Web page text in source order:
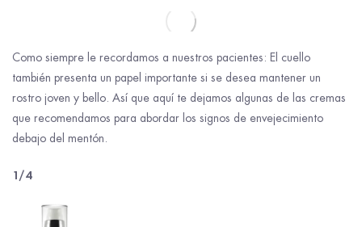
Como siempre le recordamos a nuestros pacientes: El cuello
también presenta un papel importante si se desea mantener un
rostro joven y bello. Así que aquí te dejamos algunas de las cremas
que recomendamos para abordar los signos de envejecimiento
debajo del mentón.
1/4